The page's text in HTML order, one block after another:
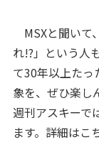
MSXと聞いて
れ!?」という人
て30年以上たっ
象を、ぜひ楽し
週刊アスキーで
ます。詳細はこ